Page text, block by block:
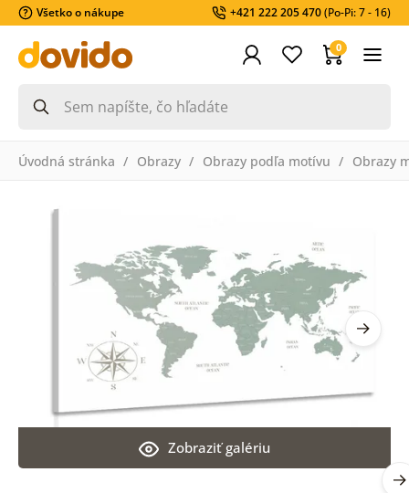
Všetko o nákupe +421 222 205 470(Po-Pi: 7 - 16)
0
Úvodná stránka Obrazy Obrazy podľa motívu Obrazy
Zobraziť galériu